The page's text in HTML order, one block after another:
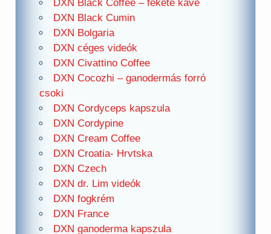
DXN Black Coffee – fekete kávé
DXN Black Cumin
DXN Bolgaria
DXN céges videók
DXN Civattino Coffee
DXN Cocozhi – ganodermás forró
csoki
DXN Cordyceps kapszula
DXN Cordypine
DXN Cream Coffee
DXN Croatia- Hrvtska
DXN Czech
DXN dr. Lim videók
DXN fogkrém
DXN France
DXN ganoderma kapszula